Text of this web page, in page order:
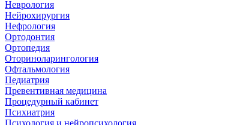
Неврология
Нейрохирургия
Нефрология
Ортодонтия
Ортопедия
Оториноларингология
Офтальмология
Педиатрия
Превентивная медицина
Процедурный кабинет
Психиатрия
Психология и нейропсихология